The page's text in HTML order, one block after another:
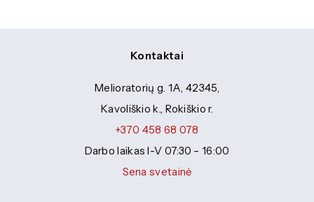
Kontaktai
Melioratorių g. 1A, 42345,
Kavoliškio k., Rokiškio r.
+370 458 68 078
Darbo laikas I-V 07:30 – 16:00
Sena svetainė